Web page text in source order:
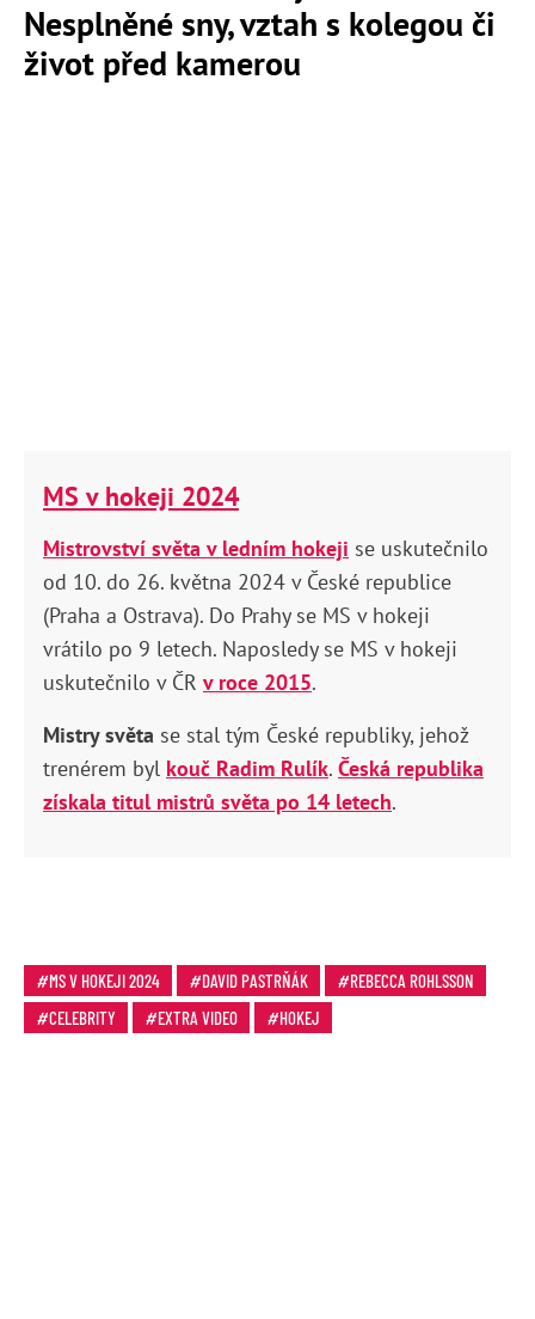
Nesplněné sny, vztah s kolegou či
život před kamerou
MS v hokeji 2024
Mistrovství světa v ledním hokeji se uskutečnilo
od 10. do 26. května 2024 v České republice
(Praha a Ostrava). Do Prahy se MS v hokeji
vrátilo po 9 letech. Naposledy se MS v hokeji
uskutečnilo v ČR v roce 2015.
Mistry světa se stal tým České republiky, jehož
trenérem byl kouč Radim Rulík. Česká republika
získala titul mistrů světa po 14 letech.
MS V HOKEJI 2024 DAVID PASTRŇÁK
REBECCA ROHLSSON
CELEBRITY
EXTRA VIDEO HOKEJ